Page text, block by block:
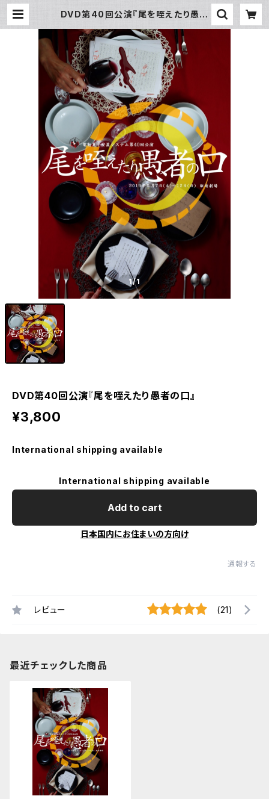
DVD第40回公演『尾を咥えたり愚者
1/1
DVD第40回公演『尾を咥えたり愚者の口』
¥3,800
International shipping available
International shipping available
Add to cart
日本国内にお住まいの方向け
通報する
レビュー (21)
最近チェックした商品